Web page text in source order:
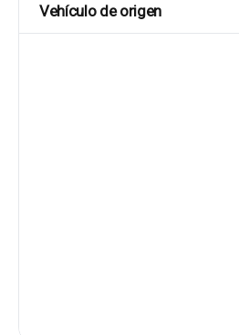
Vehículo de origen